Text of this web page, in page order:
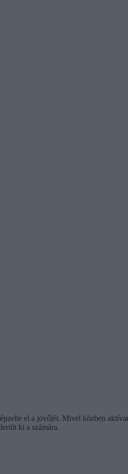
el a jövőjét. Mivel közben
ki a számára.